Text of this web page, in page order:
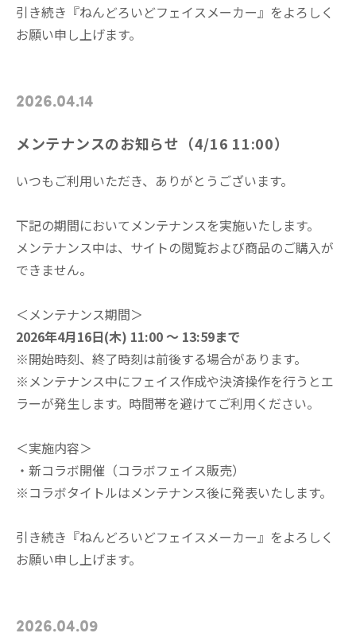
引き続き『ねんどろいどフェイスメーカー』をよろしく
お願い申し上げます。
2026.04.14
メンテナンスのお知らせ（4/16 11:00）
いつもご利用いただき、ありがとうございます。
下記の期間においてメンテナンスを実施いたします。
メンテナンス中は、サイトの閲覧および商品のご購入が
できません。
＜メンテナンス期間＞
2026年4月16日(木) 11:00 ～ 13:59まで
※開始時刻、終了時刻は前後する場合があります。
※メンテナンス中にフェイス作成や決済操作を行うとエ
ラーが発生します。時間帯を避けてご利用ください。
＜実施内容＞
・新コラボ開催（コラボフェイス販売）
※コラボタイトルはメンテナンス後に発表いたします。
引き続き『ねんどろいどフェイスメーカー』をよろしく
お願い申し上げます。
2026.04.09